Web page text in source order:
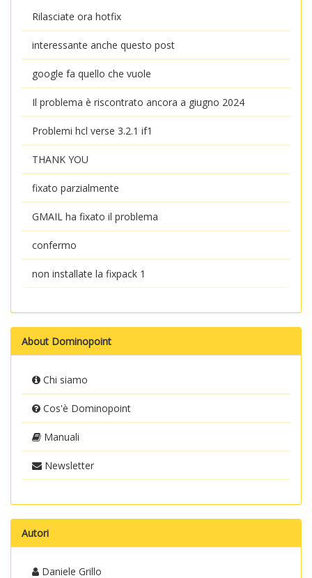
Rilasciate ora hotfix
interessante anche questo post
google fa quello che vuole
Il problema è riscontrato ancora a giugno 2024
Problemi hcl verse 3.2.1 if1
THANK YOU
fixato parzialmente
GMAIL ha fixato il problema
confermo
non installate la fixpack 1
About Dominopoint
Chi siamo
Cos'è Dominopoint
Manuali
Newsletter
Autori
Daniele Grillo